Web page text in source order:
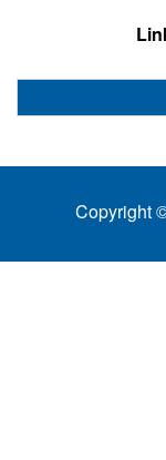
Copyright